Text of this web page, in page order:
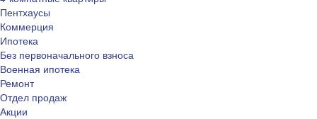
Пентхаусы
Коммерция
Ипотека
Без первоначального взноса
Военная ипотека
Ремонт
Отдел продаж
Акции